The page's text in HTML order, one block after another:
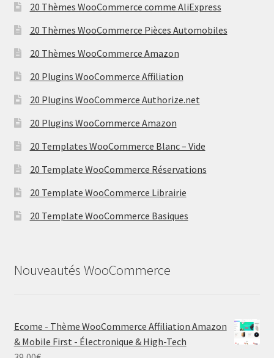
20 Thèmes WooCommerce comme AliExpress
20 Thèmes WooCommerce Pièces Automobiles
20 Thèmes WooCommerce Amazon
20 Plugins WooCommerce Affiliation
20 Plugins WooCommerce Authorize.net
20 Plugins WooCommerce Amazon
20 Templates WooCommerce Blanc – Vide
20 Template WooCommerce Réservations
20 Template WooCommerce Librairie
20 Template WooCommerce Basiques
Nouveautés WooCommerce
Ecome - Thème WooCommerce Affiliation Amazon
& Mobile First - Électronique & High-Tech